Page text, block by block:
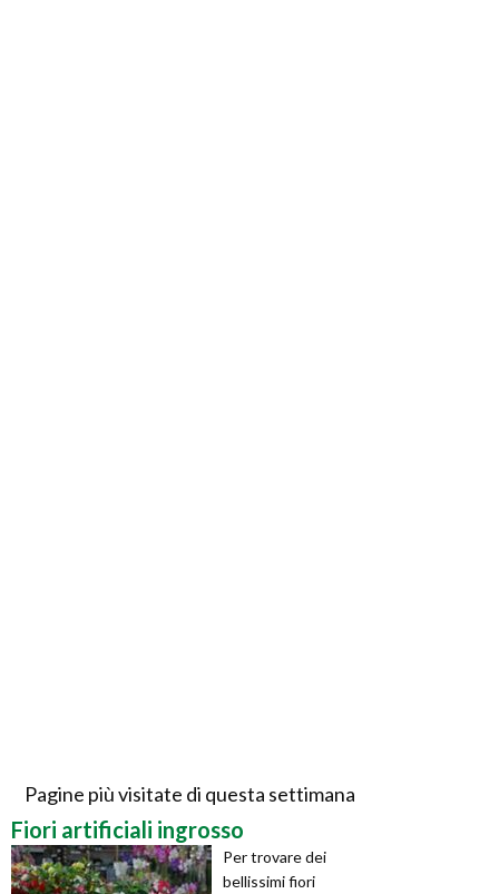
Pagine più visitate di questa settimana
Fiori artificiali ingrosso
Per trovare dei
bellissimi fiori